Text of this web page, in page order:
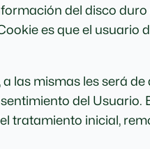
del disco
es que el usuario
las mismas les será
del
tratamiento inicial,